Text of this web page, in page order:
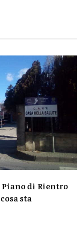
Piano di Rientro
sta